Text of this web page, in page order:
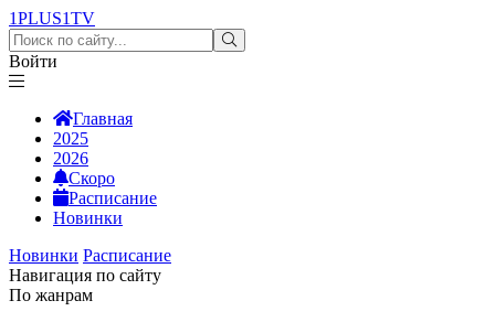
1PLUS1TV
Войти
Главная
2025
2026
Скоро
Расписание
Новинки
Новинки Расписание
Навигация по сайту
По жанрам